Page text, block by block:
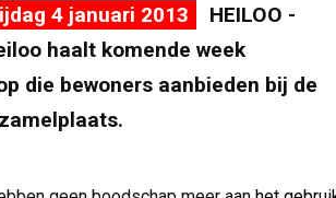
4 januari 2013
HEILOO -
haalt komende week
die bewoners aanbieden bij de